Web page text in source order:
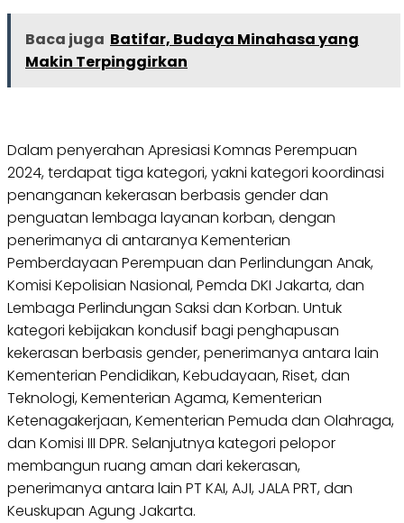
Baca juga Batifar, Budaya Minahasa yang
Makin Terpinggirkan
Dalam penyerahan Apresiasi Komnas Perempuan
2024, terdapat tiga kategori, yakni kategori koordinasi
penanganan kekerasan berbasis gender dan
penguatan lembaga layanan korban, dengan
penerimanya di antaranya Kementerian
Pemberdayaan Perempuan dan Perlindungan Anak,
Komisi Kepolisian Nasional, Pemda DKI Jakarta, dan
Lembaga Perlindungan Saksi dan Korban. Untuk
kategori kebijakan kondusif bagi penghapusan
kekerasan berbasis gender, penerimanya antara lain
Kementerian Pendidikan, Kebudayaan, Riset, dan
Teknologi, Kementerian Agama, Kementerian
Ketenagakerjaan, Kementerian Pemuda dan Olahraga,
dan Komisi III DPR. Selanjutnya kategori pelopor
membangun ruang aman dari kekerasan,
penerimanya antara lain PT KAI, AJI, JALA PRT, dan
Keuskupan Agung Jakarta.